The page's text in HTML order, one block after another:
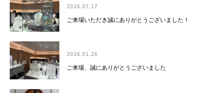
2026.07.17
ご来場いただき誠にありがとうございました！
2026.01.26
ご来場、誠にありがとうございました